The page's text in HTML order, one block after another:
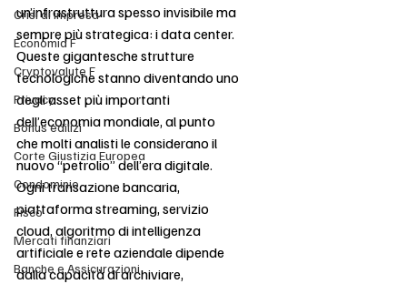
Crisi di impresa
Economia F
Cryptovalute F
Privacy
Bonus edilizi
Corte Giustizia Europea
Condominio
Fisco
Mercati finanziari
Banche e Assicurazioni
un’infrastruttura spesso invisibile ma
sempre più strategica: i data center.
Queste gigantesche strutture
tecnologiche stanno diventando uno
degli asset più importanti
dell’economia mondiale, al punto
che molti analisti le considerano il
nuovo “petrolio” dell’era digitale.
Ogni transazione bancaria,
piattaforma streaming, servizio
cloud, algoritmo di intelligenza
artificiale e rete aziendale dipende
dalla capacità di archiviare,